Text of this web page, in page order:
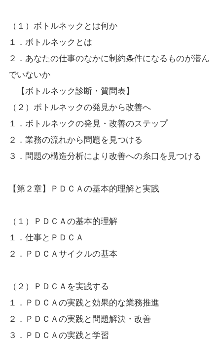
（１）ボトルネックとは何か
１．ボトルネックとは
２．あなたの仕事のなかに制約条件になるものが潜ん
でいないか
【ボトルネック診断・質問表】
（２）ボトルネックの発見から改善へ
１．ボトルネックの発見・改善のステップ
２．業務の流れから問題を見つける
３．問題の構造分析により改善への糸口を見つける
【第２章】ＰＤＣＡの基本的理解と実践
（１）ＰＤＣＡの基本的理解
１．仕事とＰＤＣＡ
２．ＰＤＣＡサイクルの基本
（２）ＰＤＣＡを実践する
１．ＰＤＣＡの実践と効果的な業務推進
２．ＰＤＣＡの実践と問題解決・改善
３．ＰＤＣＡの実践と学習